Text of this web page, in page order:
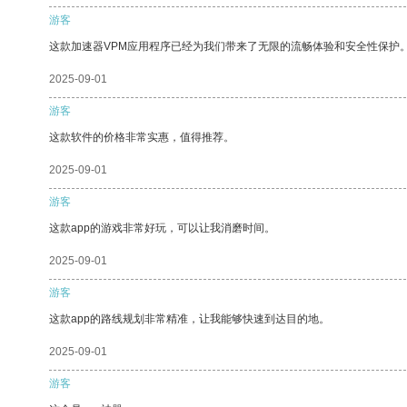
游客
这款加速器VPM应用程序已经为我们带来了无限的流畅体验和安全性保护
2025-09-01
游客
这款软件的价格非常实惠，值得推荐。
2025-09-01
游客
这款app的游戏非常好玩，可以让我消磨时间。
2025-09-01
游客
这款app的路线规划非常精准，让我能够快速到达目的地。
2025-09-01
游客